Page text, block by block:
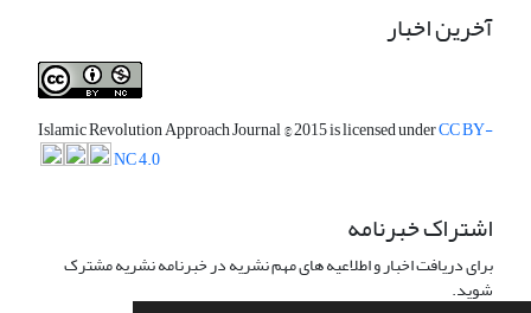
آخرین اخبار
Islamic Revolution Approach Journal© 2015 is licensed underCC BY-
NC 4.0
اشتراک خبرنامه
برای دریافت اخبار و اطلاعیه های مهم نشریه در خبرنامه نشریه مشترک
شوید.